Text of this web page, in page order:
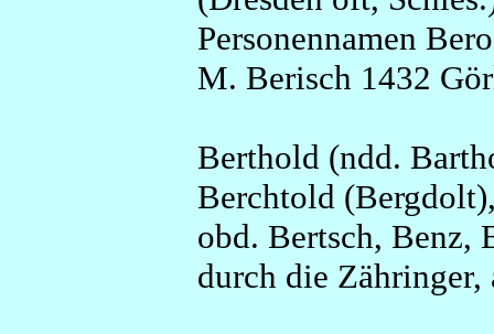
Personennamen
M. Berisch 1432
Berthold (ndd.
Berchtold
obd. Bertsch, Benz,
durch die